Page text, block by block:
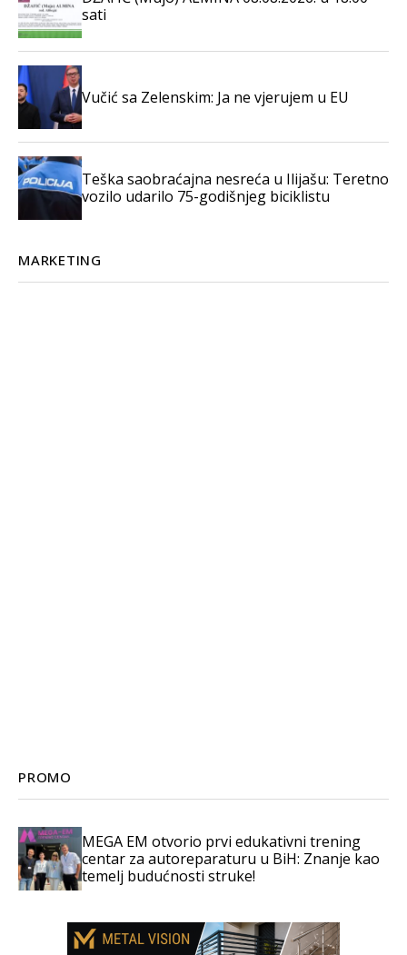
sati
Vučić sa Zelenskim: Ja ne vjerujem u EU
Teška saobraćajna nesreća u Ilijašu: Teretno
vozilo udarilo 75-godišnjeg biciklistu
MARKETING
PROMO
MEGA EM otvorio prvi edukativni trening
centar za autoreparaturu u BiH: Znanje kao
temelj budućnosti struke!